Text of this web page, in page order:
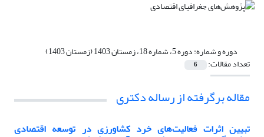
دوره و شماره:دوره 5، شماره 18، زمستان 1403 (زمستان 1403)
تعداد مقالات: 6
مقاله برگرفته از رساله دکتری
تبیین اثرات فعالیت‌های خرد کشاورزی در توسعه اقتصادی